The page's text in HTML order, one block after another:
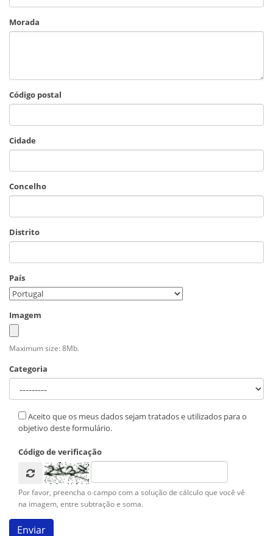
Morada
Código postal
Cidade
Concelho
Distrito
País
Imagem
Maximum size: 8Mb.
Categoria
Aceito que os meus dados sejam tratados e utilizados para o
objetivo deste formulário.
Código de verificação
Por favor, preencha o campo com a solução de cálculo que você vê
na imagem, entre subtração e soma.